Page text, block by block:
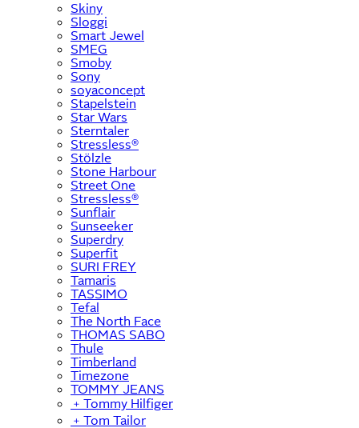
Skiny
Sloggi
Smart Jewel
SMEG
Smoby
Sony
soyaconcept
Stapelstein
Star Wars
Sterntaler
Stressless®
Stölzle
Stone Harbour
Street One
Stressless®
Sunflair
Sunseeker
Superdry
Superfit
SURI FREY
Tamaris
TASSIMO
Tefal
The North Face
THOMAS SABO
Thule
Timberland
Timezone
TOMMY JEANS
﹢ Tommy Hilfiger
﹢ Tom Tailor